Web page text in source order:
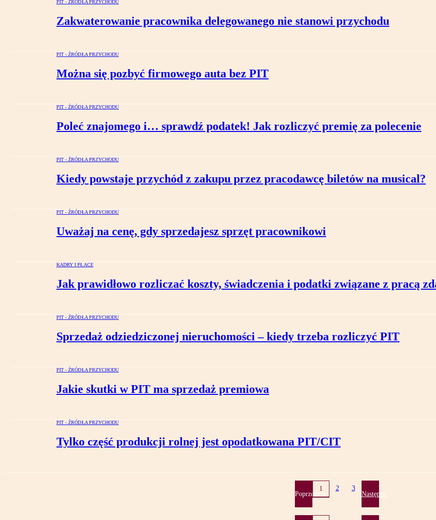
PIT - ŹRÓDŁA PRZYCHODU
Zakwaterowanie pracownika delegowanego nie stanowi przychodu
PIT - ŹRÓDŁA PRZYCHODU
Można się pozbyć firmowego auta bez PIT
PIT - ŹRÓDŁA PRZYCHODU
Poleć znajomego i… sprawdź podatek! Jak rozliczyć premię za polecenie
PIT - ŹRÓDŁA PRZYCHODU
Kiedy powstaje przychód z zakupu przez pracodawcę biletów na musical?
PIT - ŹRÓDŁA PRZYCHODU
Uważaj na cenę, gdy sprzedajesz sprzęt pracownikowi
KADRY I PŁACE
Jak prawidłowo rozliczać koszty, świadczenia i podatki związane z pracą
PIT - ŹRÓDŁA PRZYCHODU
Sprzedaż odziedziczonej nieruchomości – kiedy trzeba rozliczyć PIT
PIT - ŹRÓDŁA PRZYCHODU
Jakie skutki w PIT ma sprzedaż premiowa
PIT - ŹRÓDŁA PRZYCHODU
Tylko część produkcji rolnej jest opodatkowana PIT/CIT
Poprzednia
1 2 3
Następna